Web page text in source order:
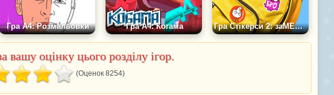
Гра А4: Розмальовки Гра А4: Когама Гра Стікерси 2: заМЕМтити А4
вашу оцінку цього розділу ігор.
(Оценок 8254)